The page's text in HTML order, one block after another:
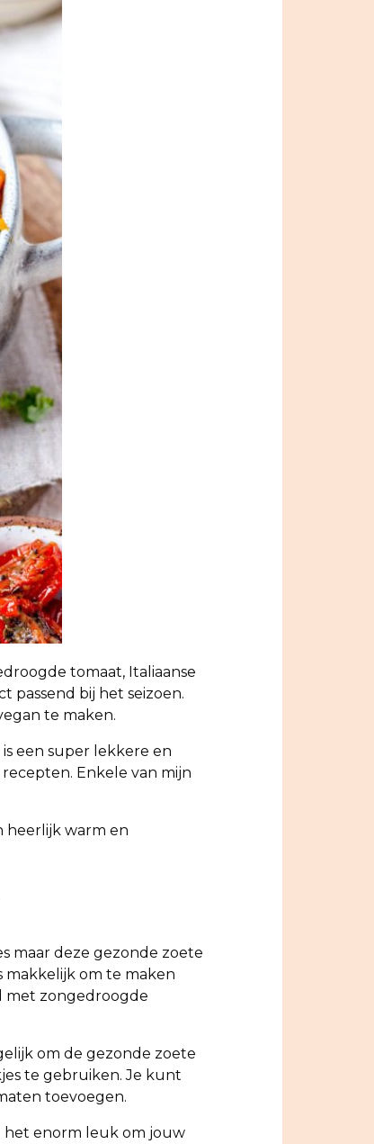
tomaat, Italiaanse
passend bij het seizoen.
te maken.
een super lekkere en
Enkele van mijn
heerlijk warm en
maar deze gezonde zoete
makkelijk om te maken
met zongedroogde
om de gezonde zoete
te gebruiken. Je kunt
toevoegen.
het enorm leuk om jouw